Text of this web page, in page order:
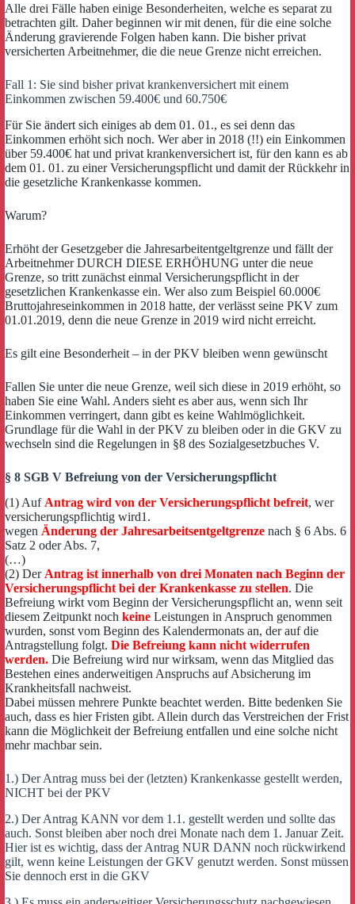
Alle drei Fälle haben einige Besonderheiten, welche es separat zu
betrachten gilt. Daher beginnen wir mit denen, für die eine solche
Änderung gravierende Folgen haben kann. Die bisher privat
versicherten Arbeitnehmer, die die neue Grenze nicht erreichen.
Fall 1: Sie sind bisher privat krankenversichert mit einem
Einkommen zwischen 59.400€ und 60.750€
Für Sie ändert sich einiges ab dem 01. 01., es sei denn das
Einkommen erhöht sich noch. Wer aber in 2018 (!!) ein Einkommen
über 59.400€ hat und privat krankenversichert ist, für den kann es ab
dem 01. 01. zu einer Versicherungspflicht und damit der Rückkehr in
die gesetzliche Krankenkasse kommen.
Warum?
Erhöht der Gesetzgeber die Jahresarbeitentgeltgrenze und fällt der
Arbeitnehmer DURCH DIESE ERHÖHUNG unter die neue
Grenze, so tritt zunächst einmal Versicherungspflicht in der
gesetzlichen Krankenkasse ein. Wer also zum Beispiel 60.000€
Bruttojahreseinkommen in 2018 hatte, der verlässt seine PKV zum
01.01.2019, denn die neue Grenze in 2019 wird nicht erreicht.
Es gilt eine Besonderheit – in der PKV bleiben wenn gewünscht
Fallen Sie unter die neue Grenze, weil sich diese in 2019 erhöht, so
haben Sie eine Wahl. Anders sieht es aber aus, wenn sich Ihr
Einkommen verringert, dann gibt es keine Wahlmöglichkeit.
Grundlage für die Wahl in der PKV zu bleiben oder in die GKV zu
wechseln sind die Regelungen in §8 des Sozialgesetzbuches V.
§ 8 SGB V Befreiung von der Versicherungspflicht
(1) Auf Antrag wird von der Versicherungspflicht befreit, wer
versicherungspflichtig wird1.
wegen Änderung der Jahresarbeitsentgeltgrenze nach § 6 Abs. 6
Satz 2 oder Abs. 7,
(…)
(2) Der Antrag ist innerhalb von drei Monaten nach Beginn der
Versicherungspflicht bei der Krankenkasse zu stellen. Die
Befreiung wirkt vom Beginn der Versicherungspflicht an, wenn seit
diesem Zeitpunkt noch keine Leistungen in Anspruch genommen
wurden, sonst vom Beginn des Kalendermonats an, der auf die
Antragstellung folgt. Die Befreiung kann nicht widerrufen
werden. Die Befreiung wird nur wirksam, wenn das Mitglied das
Bestehen eines anderweitigen Anspruchs auf Absicherung im
Krankheitsfall nachweist.
Dabei müssen mehrere Punkte beachtet werden. Bitte bedenken Sie
auch, dass es hier Fristen gibt. Allein durch das Verstreichen der Frist
kann die Möglichkeit der Befreiung entfallen und eine solche nicht
mehr machbar sein.
1.) Der Antrag muss bei der (letzten) Krankenkasse gestellt werden,
NICHT bei der PKV
2.) Der Antrag KANN vor dem 1.1. gestellt werden und sollte das
auch. Sonst bleiben aber noch drei Monate nach dem 1. Januar Zeit.
Hier ist es wichtig, dass der Antrag NUR DANN noch rückwirkend
gilt, wenn keine Leistungen der GKV genutzt werden. Sonst müssen
Sie dennoch erst in die GKV